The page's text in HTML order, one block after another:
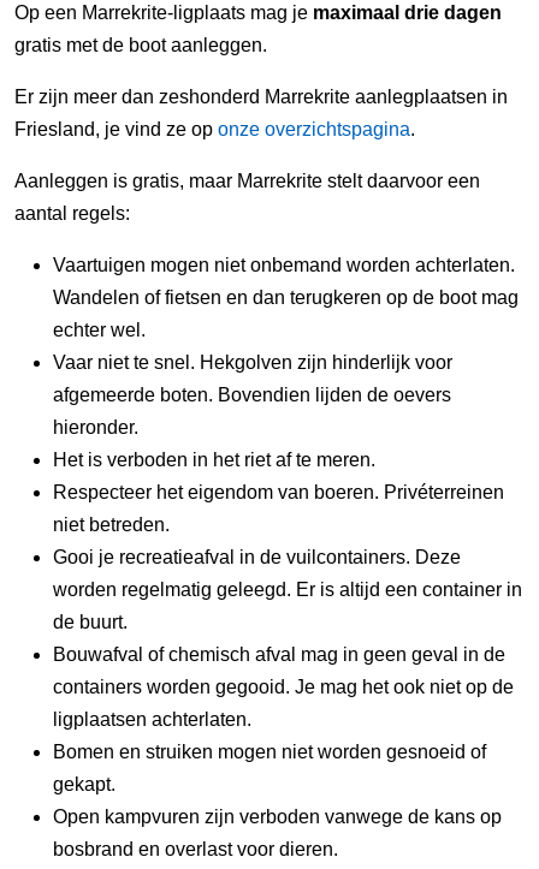
Op een Marrekrite-ligplaats mag je maximaal drie dagen
gratis met de boot aanleggen.
Er zijn meer dan zeshonderd Marrekrite aanlegplaatsen in
Friesland, je vind ze op onze overzichtspagina.
Aanleggen is gratis, maar Marrekrite stelt daarvoor een
aantal regels:
Vaartuigen mogen niet onbemand worden achterlaten.
Wandelen of fietsen en dan terugkeren op de boot mag
echter wel.
Vaar niet te snel. Hekgolven zijn hinderlijk voor
afgemeerde boten. Bovendien lijden de oevers
hieronder.
Het is verboden in het riet af te meren.
Respecteer het eigendom van boeren. Privéterreinen
niet betreden.
Gooi je recreatieafval in de vuilcontainers. Deze
worden regelmatig geleegd. Er is altijd een container in
de buurt.
Bouwafval of chemisch afval mag in geen geval in de
containers worden gegooid. Je mag het ook niet op de
ligplaatsen achterlaten.
Bomen en struiken mogen niet worden gesnoeid of
gekapt.
Open kampvuren zijn verboden vanwege de kans op
bosbrand en overlast voor dieren.